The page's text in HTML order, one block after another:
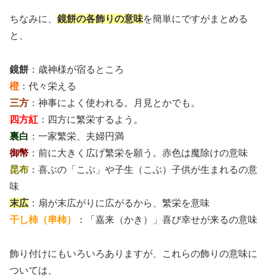
ちなみに、 鏡餅の各飾りの意味を簡単にですがまとめる
と、
鏡餅 ：歳神様が宿るところ
橙：代々栄える
三方 ：神事によく使われる。月見とかでも。
四方紅 ：四方に繁栄するよう。
裏白 ：一家繁栄、夫婦円満
御幣 ：前に大きく広げ繁栄を願う。赤色は魔除けの意味
昆布 ：喜ぶの「こぶ」や子生（こぶ）子供が生まれるの意
味
末広 ：扇が末広がりに広がるから、繁栄を意味
干し柿（串柿）
：「嘉来（かき）」喜び幸せが来るの意味
飾り付けにもいろいろありますが、これらの飾りの意味に
ついては、